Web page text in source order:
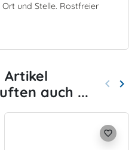
und Stelle. Rostfreier
Artikel
auch ...
Zurück
keyboard_arrow_left keyboard_arrow_right
favorite_border